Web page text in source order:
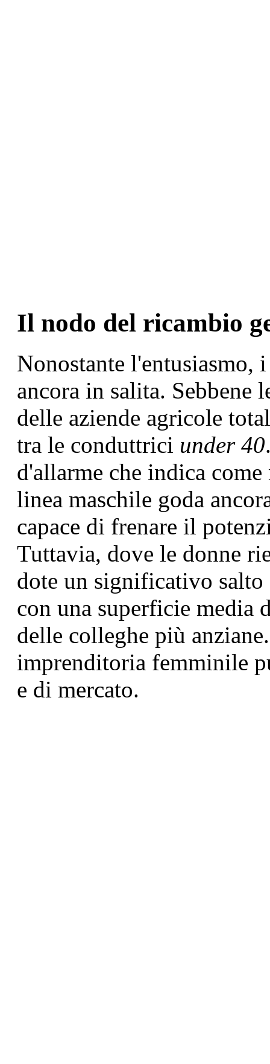
Il nodo del ricambio
Nonostante l'entusiasmo,
ancora in salita.
delle aziende agricole
tra le conduttrici under 40
d'allarme che indica
linea maschile goda
capace di frenare il
Tuttavia, dove le donne
dote un significativo salto
con una superficie media
delle colleghe più
imprenditoria femminile
e di mercato.